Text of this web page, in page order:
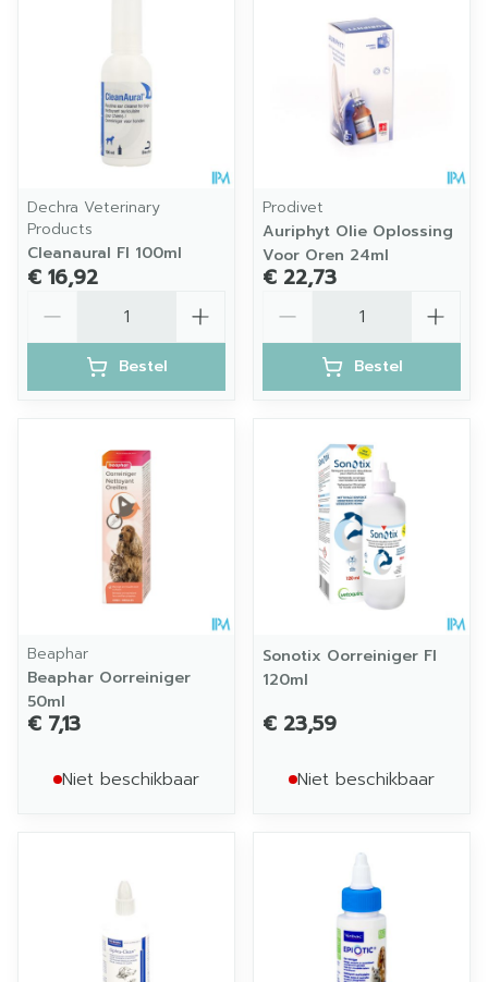
Dechra Veterinary
Products
Cleanaural Fl 100ml
€ 16,92
Bestel
Prodivet
Auriphyt Olie Oplossing
Voor Oren 24ml
€ 22,73
Bestel
Beaphar
Beaphar Oorreiniger
50ml
€ 7,13
Niet beschikbaar
Sonotix Oorreiniger Fl
120ml
€ 23,59
Niet beschikbaar